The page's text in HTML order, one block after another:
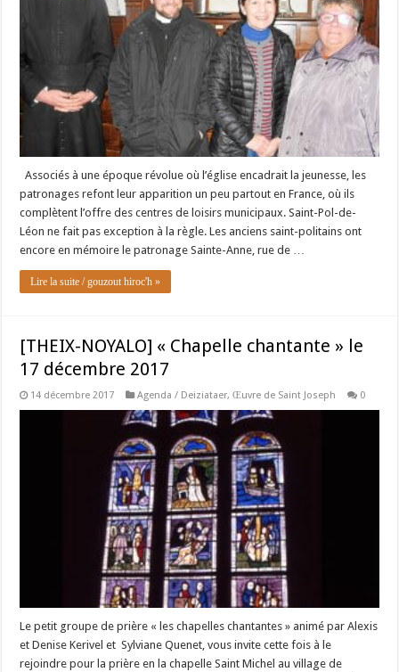
Associés à une époque révolue où l’église encadrait la jeunesse, les
patronages refont leur apparition un peu partout en France, où ils
complètent l’offre des centres de loisirs municipaux. Saint-Pol-de-
Léon ne fait pas exception à la règle. Les anciens saint-politains ont
encore en mémoire le patronage Sainte-Anne, rue de …
Lire la suite / gouzout hiroc'h »
[THEIX-NOYALO] « Chapelle chantante » le
17 décembre 2017
14 décembre 2017 Agenda / Deiziataer,Œuvre de Saint Joseph 0
Le petit groupe de prière « les chapelles chantantes » animé par Alexis
et Denise Kerivel et Sylviane Quenet, vous invite cette fois à le
rejoindre pour la prière en la chapelle Saint Michel au village de